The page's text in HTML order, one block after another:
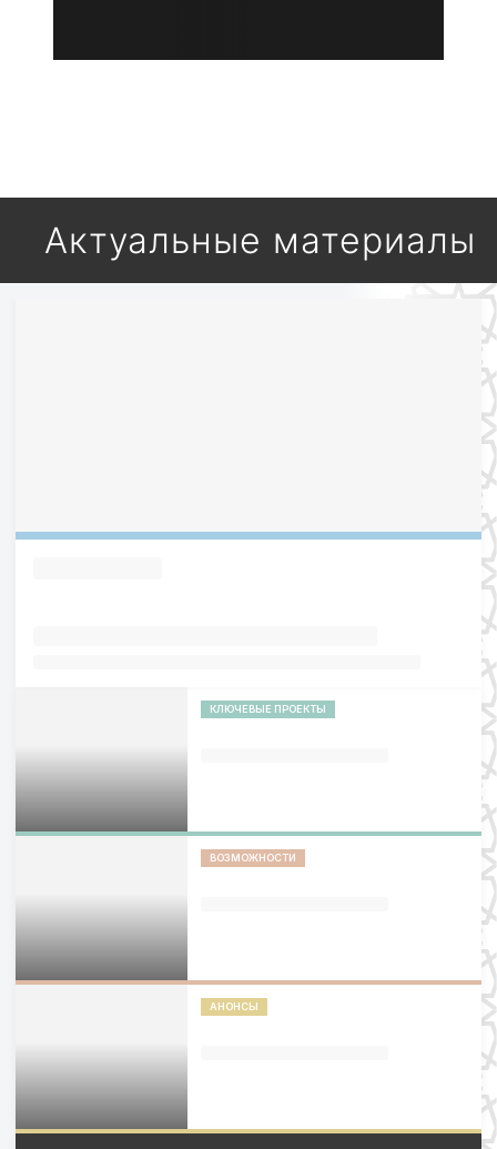
Актуальные материалы
КЛЮЧЕВЫЕ ПРОЕКТЫ
ВОЗМОЖНОСТИ
АНОНСЫ